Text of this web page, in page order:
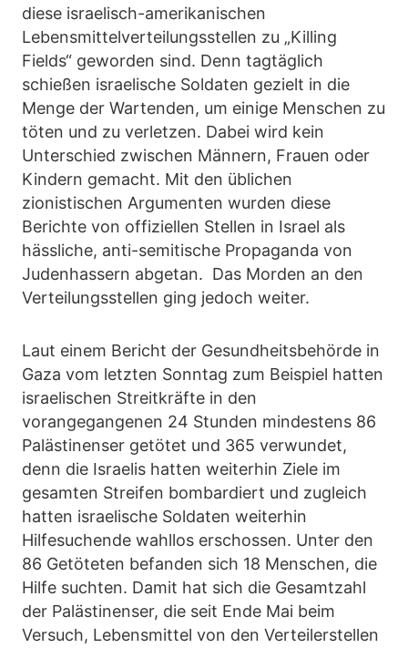
diese israelisch-amerikanischen
Lebensmittelverteilungsstellen zu „Killing
Fields“ geworden sind. Denn tagtäglich
schießen israelische Soldaten gezielt in die
Menge der Wartenden, um einige Menschen zu
töten und zu verletzen. Dabei wird kein
Unterschied zwischen Männern, Frauen oder
Kindern gemacht. Mit den üblichen
zionistischen Argumenten wurden diese
Berichte von offiziellen Stellen in Israel als
hässliche, anti-semitische Propaganda von
Judenhassern abgetan. Das Morden an den
Verteilungsstellen ging jedoch weiter.
Laut einem Bericht der Gesundheitsbehörde in
Gaza vom letzten Sonntag zum Beispiel hatten
israelischen Streitkräfte in den
vorangegangenen 24 Stunden mindestens 86
Palästinenser getötet und 365 verwundet,
denn die Israelis hatten weiterhin Ziele im
gesamten Streifen bombardiert und zugleich
hatten israelische Soldaten weiterhin
Hilfesuchende wahllos erschossen. Unter den
86 Getöteten befanden sich 18 Menschen, die
Hilfe suchten. Damit hat sich die Gesamtzahl
der Palästinenser, die seit Ende Mai beim
Versuch, Lebensmittel von den Verteilerstellen